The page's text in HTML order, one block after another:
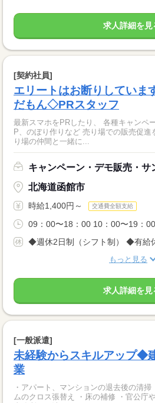
求人詳細を見
[契約社員]
エリートはお断りしていま
だもん◇PRスタッフ
最新スマホをPRしたり、 各種キャンペ
P、のぼり作りなど 売り場での販売促進をお願
り場の仲間と一緒に...
キャンペーン・デモ販売・サ
北海道函館市
時給1,400円～ 交通費全額支給
09：00〜18：00 10：00〜19：
◆週休2日制（シフト制） ◆有給
もっと見る
求人詳細を見
[一般派遣]
未経験からスキルアップ◆
業
・アパート、マンションの退去後の清
ムのクロス張替え ・床の補修 ・官公庁